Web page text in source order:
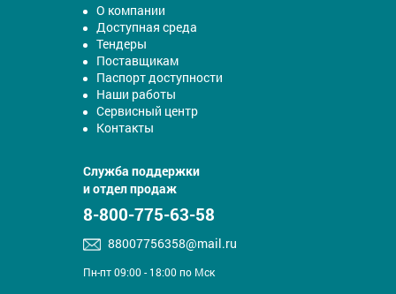
О компании
Доступная среда
Тендеры
Поставщикам
Паспорт доступности
Наши работы
Сервисный центр
Контакты
Служба поддержки
и отдел продаж
8-800-775-63-58
88007756358@mail.ru
Пн-пт 09:00 - 18:00 по Мск